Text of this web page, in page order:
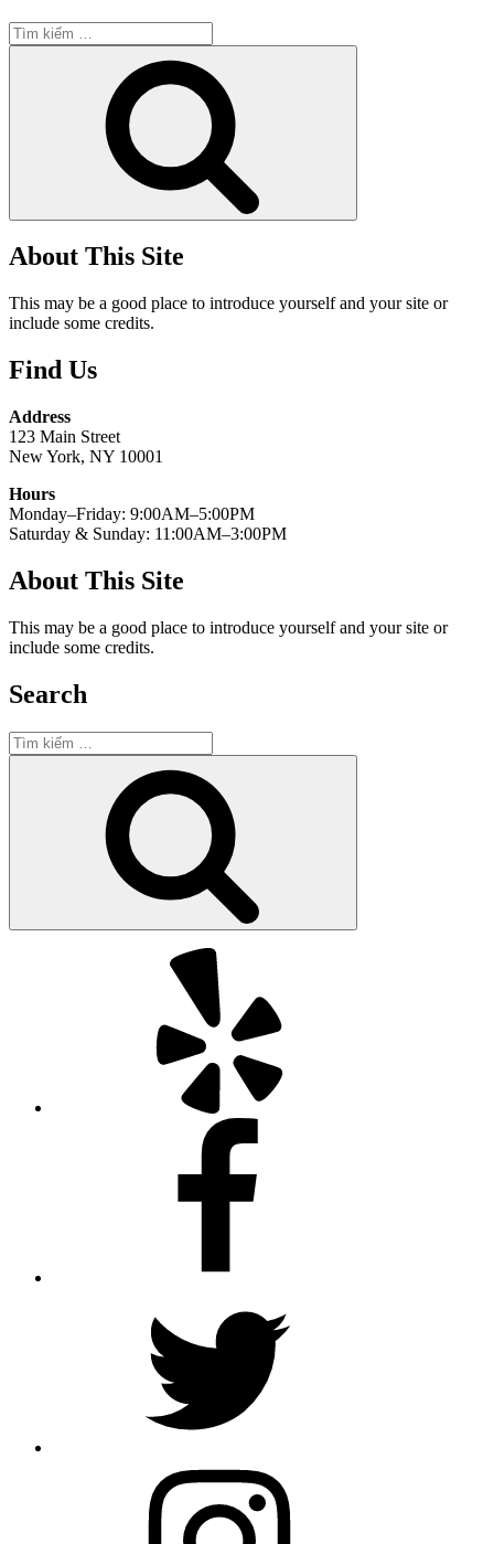
Tìm
kiếm:
About This Site
This may be a good place to introduce yourself and your site or
include some credits.
Find Us
Address
123 Main Street
New York, NY 10001
Hours
Monday–Friday: 9:00AM–5:00PM
Saturday & Sunday: 11:00AM–3:00PM
About This Site
This may be a good place to introduce yourself and your site or
include some credits.
Search
Tìm
kiếm: